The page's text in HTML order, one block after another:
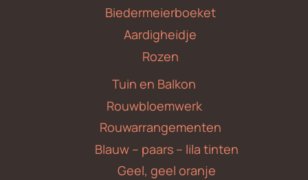
Biedermeierboeket
Aardigheidje
Rozen
Tuin en Balkon
Rouwbloemwerk
Rouwarrangementen
Blauw – paars – lila tinten
Geel, geel oranje